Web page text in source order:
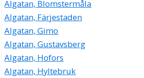
Algatan, Blomstermåla
Algatan, Färjestaden
Algatan, Gimo
Algatan, Gustavsberg
Algatan, Hofors
Algatan, Hyltebruk